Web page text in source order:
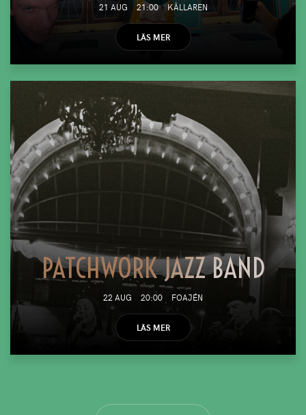
21 AUG 21:00 KÄLLAREN
LÄS MER
PATCHWORK JAZZ BAND
22 AUG 20:00 FOAJÉN
LÄS MER